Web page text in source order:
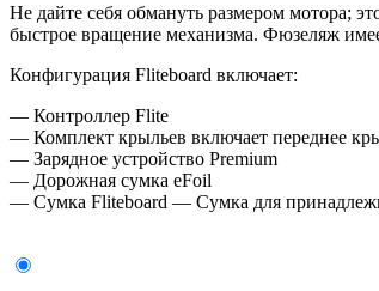
Не дайте себя обмануть размером мотора;
быстрое вращение механизма. Фюзеляж
Конфигурация Fliteboard включает:
— Контроллер Flite
— Комплект крыльев включает переднее
— Зарядное устройство Premium
— Дорожная сумка eFoil
— Сумка Fliteboard — Сумка для